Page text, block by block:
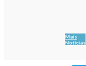
Mais
Notícias